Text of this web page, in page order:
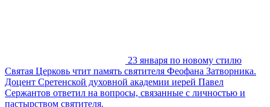
23 января по новому стилю
Святая Церковь чтит память святителя Феофана Затворника.
Доцент Сретенской духовной академии иерей Павел
Сержантов ответил на вопросы, связанные с личностью и
пастырством святителя.